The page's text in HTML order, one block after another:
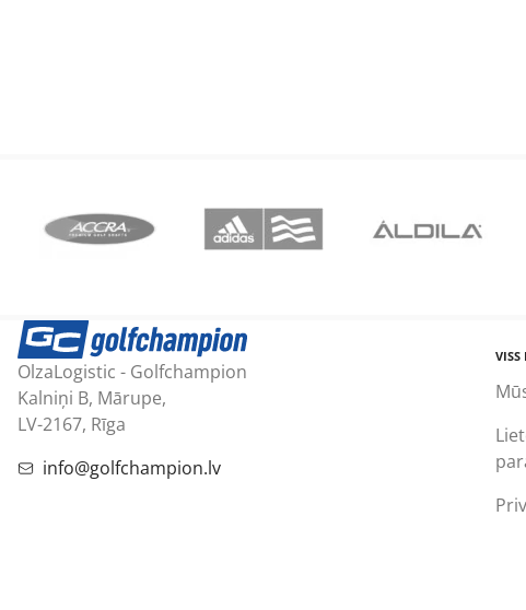
OlzaLogistic - Golfchampion
Kalniņi B, Mārupe,
LV-2167, Rīga
info@golfchampion.lv
VISS